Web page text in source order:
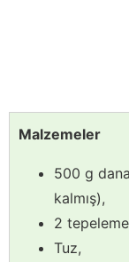
Malzemeler
500 g
kalmış),
2
Tuz,